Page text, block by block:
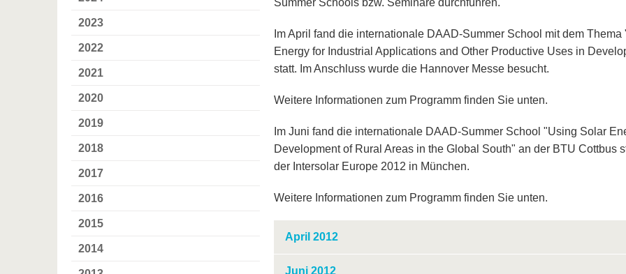
2023
2022
2021
2020
2019
2018
2017
2016
2015
2014
Summer Schools bzw. Seminare durchführen.
Im April fand die internationale DAAD-Summer School mit dem
Energy for Industrial Applications and Other Productive Uses in
statt. Im Anschluss wurde die Hannover Messe besucht.
Weitere Informationen zum Programm finden Sie unten.
Im Juni fand die internationale DAAD-Summer School "Using Solar
Development of Rural Areas in the Global South" an der BTU Cottbus
der Intersolar Europe 2012 in München.
Weitere Informationen zum Programm finden Sie unten.
April 2012
Juni 2012